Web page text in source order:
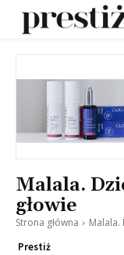
Malala.
głowie
Strona główna
Malala.
Prestiż